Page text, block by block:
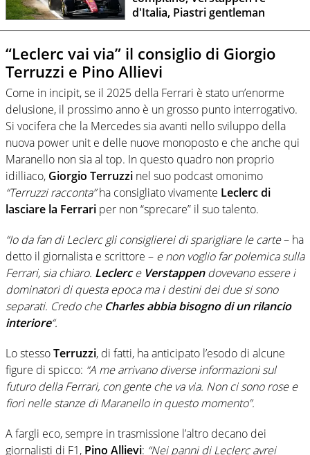
d'Italia, Piastri gentleman
“Leclerc vai via” il consiglio di Giorgio
Terruzzi e Pino Allievi
Come in incipit, se il 2025 della Ferrari è stato un’enorme
delusione, il prossimo anno è un grosso punto interrogativo.
Si vocifera che la Mercedes sia avanti nello sviluppo della
nuova power unit e delle nuove monoposto e che anche qui
Maranello non sia al top. In questo quadro non proprio
idilliaco, Giorgio Terruzzi nel suo podcast omonimo
“Terruzzi racconta”ha consigliato vivamente Leclerc di
lasciare la Ferrari per non “sprecare” il suo talento.
“Io da fan di Leclerc gli consiglierei di sparigliare le carte– ha
detto il giornalista e scrittore – e non voglio far polemica sulla
Ferrari, sia chiaro. Leclerce Verstappendovevano essere i
dominatori di questa epoca ma i destini dei due si sono
separati. Credo che Charles abbia bisogno di un rilancio
interiore“.
Lo stessoTerruzzi, di fatti, ha anticipato l’esodo di alcune
figure di spicco: “A me arrivano diverse informazioni sul
futuro della Ferrari, con gente che va via. Non ci sono rose e
fiori nelle stanze di Maranello in questo momento”.
A fargli eco, sempre in trasmissione l’altro decano dei
giornalisti di F1, Pino Allievi: “Nei panni di Leclerc avrei